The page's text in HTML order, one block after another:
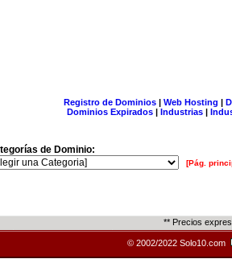
Registro de Dominios| Web Hosting |
Dominios Expirados | Industrias |
de Dominio:
[Pág.
** Precios
© 2002/2022 Solo10.com